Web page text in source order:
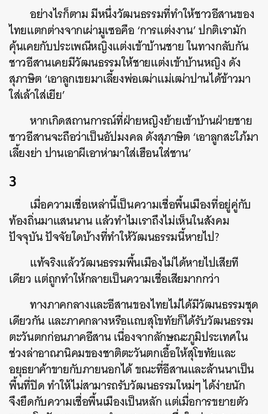
อย่างไรก็ตาม มีหนึ่งวัฒนธรรมที่ทำให้ชาวอีสานของ
ไทยแตกต่างจากเผ่ามูเซอคือ ‘การแต่งงาน’ ปกติเรามัก
คุ้นเคยกับประเพณีหญิงแต่งเข้าบ้านชาย ในทางกลับกัน
ชาวอีสานเคยมีวัฒนธรรมให้ชายแต่งเข้าบ้านหญิง ดัง
สุภาษิต ‘เอาลูกเขยมาเลี้ยงพ่อเฒ่าแม่เฒ่าปานได้ข้าวมา
ใส่เล้าใส่เยีย’
หากเกิดสถานการณ์ที่ฝ่ายหญิงย้ายเข้าบ้านฝ่ายชาย
ชาวอีสานจะถือว่าเป็นอัปมงคล ดังสุภาษิต ‘เอาลูกสะใภ้มา
เลี้ยงย่า ปานเอาผีเอาห่ามาใส่เฮือนใส่ชาน’
3
เมื่อความเชื่อเหล่านี้เป็นความเชื่อพื้นเมืองที่อยู่คู่กับ
ท้องถิ่นมาแสนนาน แล้วทำไมเราถึงไม่เห็นในสังคม
ปัจจุบัน ปัจจัยใดบ้างที่ทำให้วัฒนธรรมนี้หายไป?
แท้จริงแล้ววัฒนธรรมพื้นเมืองไม่ได้หายไปเสียที
เดียว แต่ถูกทำให้กลายเป็นความเชื่อเสียมากกว่า
ทางภาคกลางและอีสานของไทยไม่ได้มีวัฒนธรรมชุด
เดียวกัน และภาคกลางหรือแถบสุโขทัยก็ได้รับวัฒนธรรม
ตะวันตกก่อนภาคอีสาน เนื่องจากลักษณะภูมิประเทศใน
ช่วงล่าอาณานิคมของชาติตะวันตกเอื้อให้สุโขทัยและ
อยุธยาค้าขายกับภายนอกได้ ขณะที่อีสานและล้านนาเป็น
พื้นที่ปิด ทำให้ไม่สามารถรับวัฒนธรรมใหม่ๆ ได้ง่ายนัก
จึงยึดกับความเชื่อพื้นเมืองเป็นหลัก แต่เมื่อการขยายตัว
SHARE TWEET LINE EMAIL